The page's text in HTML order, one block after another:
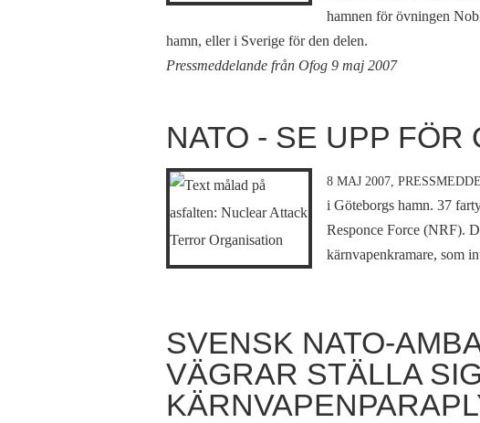
hamnen för övningen
hamn, eller i Sverige för den delen.
Pressmeddelande från Ofog 9 maj 2007
NATO - SE UPP FÖR
8 MAJ 2007,
i Göteborgs hamn. 37
Responce Force (NRF).
kärnvapenkramare, som
SVENSK NATO-
VÄGRAR STÄLLA